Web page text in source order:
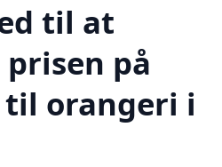
til at
på
orangeri i